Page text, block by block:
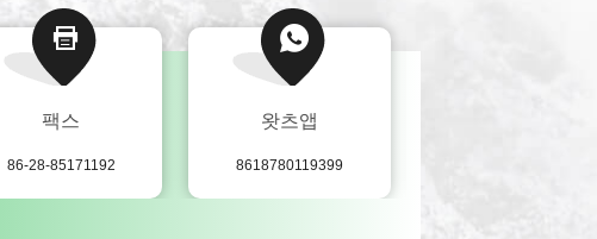
팩스
86-28-85171192
왓츠앱
8618780119399